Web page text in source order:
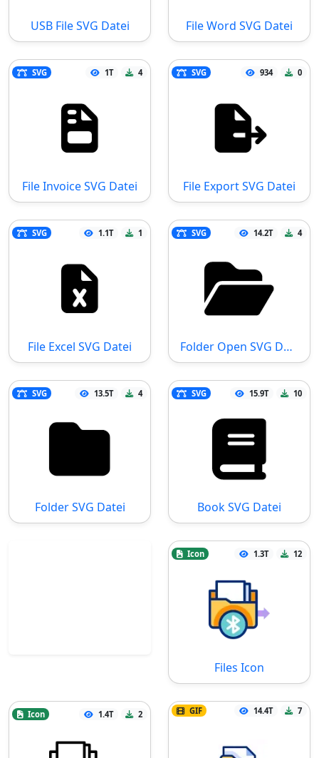
USB File SVG Datei File Word SVG Datei
SVG 1T 4
File Invoice SVG Datei
SVG 934 0
File Export SVG Datei
SVG 1.1T 1
File Excel SVG Datei
SVG 14.2T 4
Folder Open SVG Datei
SVG 13.5T 4
Folder SVG Datei
SVG 15.9T 10
Book SVG Datei
Icon 1.3T 12
Files Icon
Icon 1.4T 2 GIF 14.4T 7